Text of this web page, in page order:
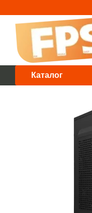
Перейти до основного
Каталог